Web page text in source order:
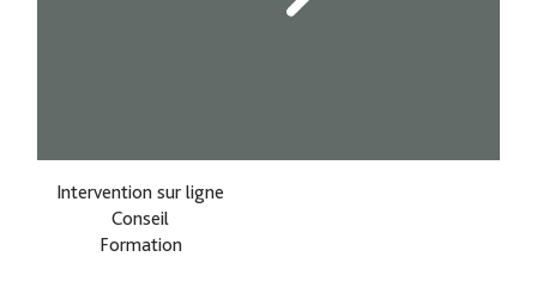
Intervention sur ligne
Conseil
Formation